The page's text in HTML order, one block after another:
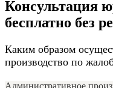
Консультация
бесплатно без
Каким образом
производство по
Административное